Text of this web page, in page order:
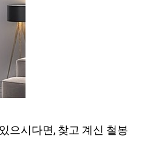
으시다면, 찾고 계신 철봉